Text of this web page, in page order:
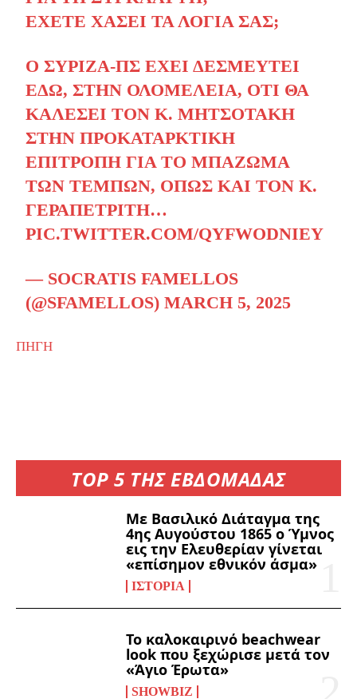
TOP 5 ΤΗΣ ΕΒΔΟΜΑΔΑΣ
Με Βασιλικό Διάταγμα της
4ης Αυγούστου 1865 ο Ύμνος
εις την Ελευθερίαν γίνεται
«επίσημον εθνικόν άσμα»
ΙΣΤΟΡΊΑ
Το καλοκαιρινό beachwear
look που ξεχώρισε μετά τον
«Άγιο Έρωτα»
SHOWBIZ
ΈΧΕΤΕ ΧΆΣΕΙ ΤΑ ΛΌΓΙΑ ΣΑΣ;
Ο ΣΥΡΙΖΑ-ΠΣ ΈΧΕΙ ΔΕΣΜΕΥΤΕΊ
ΕΔΏ, ΣΤΗΝ ΟΛΟΜΈΛΕΙΑ, ΌΤΙ ΘΑ
ΚΑΛΈΣΕΙ ΤΟΝ Κ. ΜΗΤΣΟΤΆΚΗ
ΣΤΗΝ ΠΡΟΚΑΤΑΡΚΤΙΚΉ
ΕΠΙΤΡΟΠΉ ΓΙΑ ΤΟ ΜΠΆΖΩΜΑ
ΤΩΝ ΤΕΜΠΏΝ, ΌΠΩΣ ΚΑΙ ΤΟΝ Κ.
ΓΕΡΑΠΕΤΡΊΤΗ…
PIC.TWITTER.COM/QYFWODNIEY
— SOCRATIS FAMELLOS
(@SFAMELLOS)MARCH 5, 2025
ΠΗΓΗ